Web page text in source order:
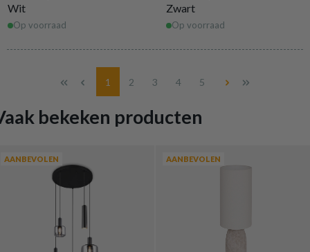
Wit
Op voorraad
Zwart
Op voorraad
Pagina
1 Pagina
2 Pagina
3 Pagina
4 Pagina
5
bekeken producten
AANBEVOLEN AANBEVOLEN